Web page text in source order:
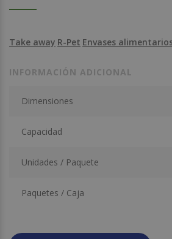
Take away R-Pet Envases
INFORMACIÓN ADICIONAL
Dimensiones
Capacidad
Unidades / Paquete
Paquetes / Caja